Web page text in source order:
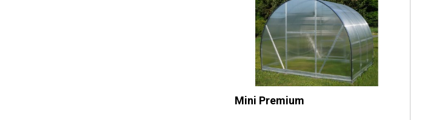
Mini Premium